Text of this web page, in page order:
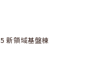
新領域基盤棟